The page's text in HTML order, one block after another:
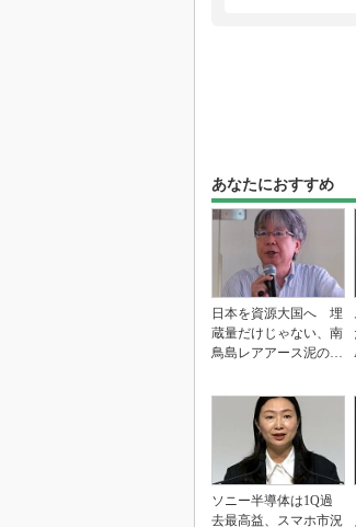
あなたにおすすめ
日本を資源大国へ 埋
蔵量だけじゃない、南
鳥島レアアース泥の価
ソニー半導体は1Q過
去最高益、スマホ市況